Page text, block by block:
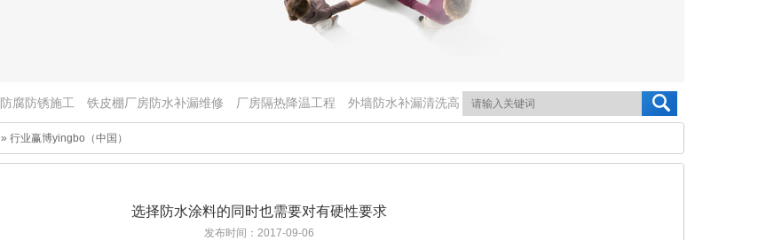
防腐防锈施工 铁皮棚厂房防水补漏维修 厂房隔热降温工程 外墙防水补漏清洗高
» 行业赢博yingbo（中国）
选择防水涂料的同时也需要对有硬性要求
发布时间：2017-09-06